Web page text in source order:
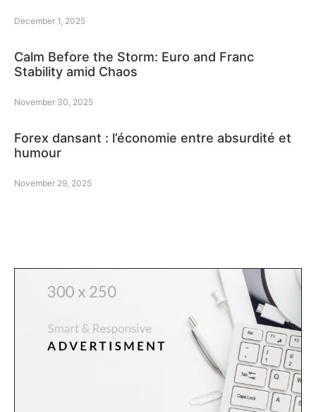
December 1, 2025
Calm Before the Storm: Euro and Franc
Stability amid Chaos
November 30, 2025
Forex dansant : l’économie entre absurdité et
humour
November 29, 2025